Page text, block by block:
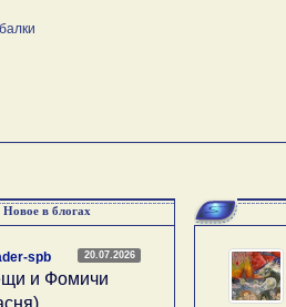
Новое в блогах
20.07.2026
spb
и Фомичи